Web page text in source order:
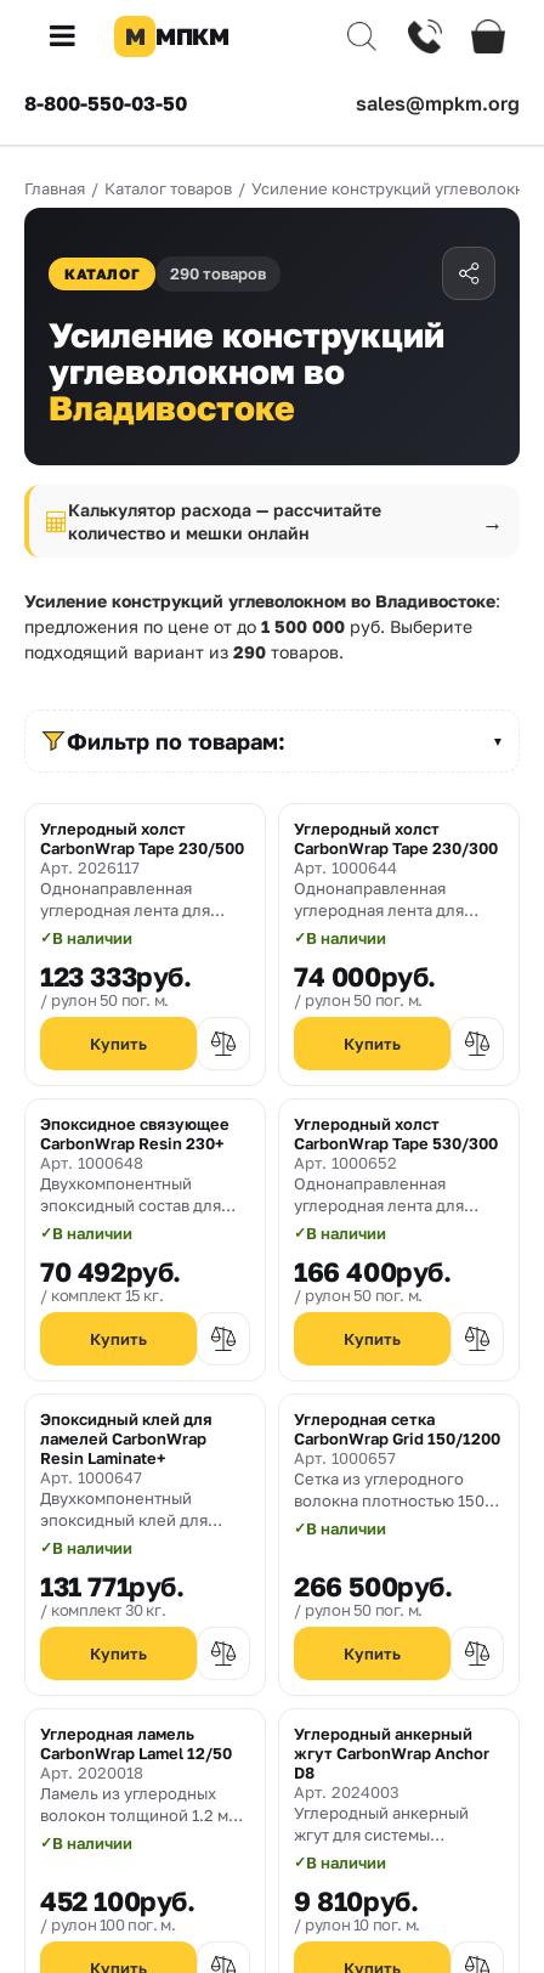
×
КОМПАНИЯ
компании
Оплата
Каталог
Бренды
Прайс-
Проектировщикам
Контакты
8
800
550-
03-
50
sales@mpkm.org
М МПКМ
8-800-550-03-50 sales@mpkm.org
Главная / Каталог товаров / Усиление конструкций углеволокном
КАТАЛОГ 290 товаров
Усиление конструкций
углеволокном во
Владивостоке
Калькулятор расхода — рассчитайте
количество и мешки онлайн
→
Усиление конструкций углеволокном во Владивостоке:
предложения по цене от до 1 500 000 руб. Выберите
подходящий вариант из 290 товаров.
Фильтр по товарам: ▼
Углеродный холст
CarbonWrap Tape 230/500
Арт. 2026117
Однонаправленная
углеродная лента для
усиления строительных
230 гр/м² и шириной 500
мм
✓В наличии
123 333руб.
рулон 50 пог. м.
Хит
Углеродный холст
CarbonWrap Tape 230/300
Арт. 1000644
Однонаправленная
углеродная лента для
усиления строительных
230 гр/м² и шириной 300
мм
✓В наличии
74 000руб.
рулон 50 пог. м.
Эпоксидное связующее
CarbonWrap Resin 230+
Арт. 1000648
Двухкомпонентный
эпоксидный состав для
пропитки систем
CarbonWrap "сухим"
способом
✓В наличии
70 492руб.
комплект 15 кг.
Хит
Углеродный холст
CarbonWrap Tape 530/300
Арт. 1000652
Однонаправленная
углеродная лента для
усиления строительных
530 гр/м² и шириной 300
мм
✓В наличии
166 400руб.
рулон 50 пог. м.
Эпоксидный клей для
ламелей CarbonWrap
Resin Laminate+
Арт. 1000647
Двухкомпонентный
эпоксидный клей для
устройства системы
основе композитных
углеродных ламелей
CarbonWrap Lamel
✓В наличии
131 771руб.
комплект 30 кг.
Углеродная сетка
CarbonWrap Grid 150/1200
Арт. 1000657
Сетка из углеродного
волокна плотностью 150
гр/м2 и шириной 1200 мм
✓В наличии
266 500руб.
рулон 50 пог. м.
Углеродная ламель
CarbonWrap Lamel 12/50
Арт. 2020018
Ламель из углеродных
волокон толщиной 1.2 мм
и шириной 50 мм. с
✓В наличии
452 100руб.
рулон 100 пог. м.
Углеродный анкерный
жгут CarbonWrap Anchor
D8
Арт. 2024003
Углеродный анкерный
жгут для системы
внешнего армирования
мм.
✓В наличии
9 810руб.
рулон 10 пог. м.